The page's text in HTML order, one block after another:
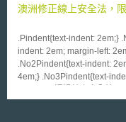
收，有助於彌補該州高達20
執委會於2018年6月13日決
計畫，包含原型（prototype
80%）。而為確保、鼓勵研
研發成果為前提。具體而言，此
有助於歐盟國防安全、符合
澳洲修正線上安全法，
.Pindent{text-indent: 2em;}
indent: 2em; margin-left:
.No2Pindent{text-indent:
4em;} .No3Pindent{text-indent: 2em;
社群媒體平臺帳號。澳洲早